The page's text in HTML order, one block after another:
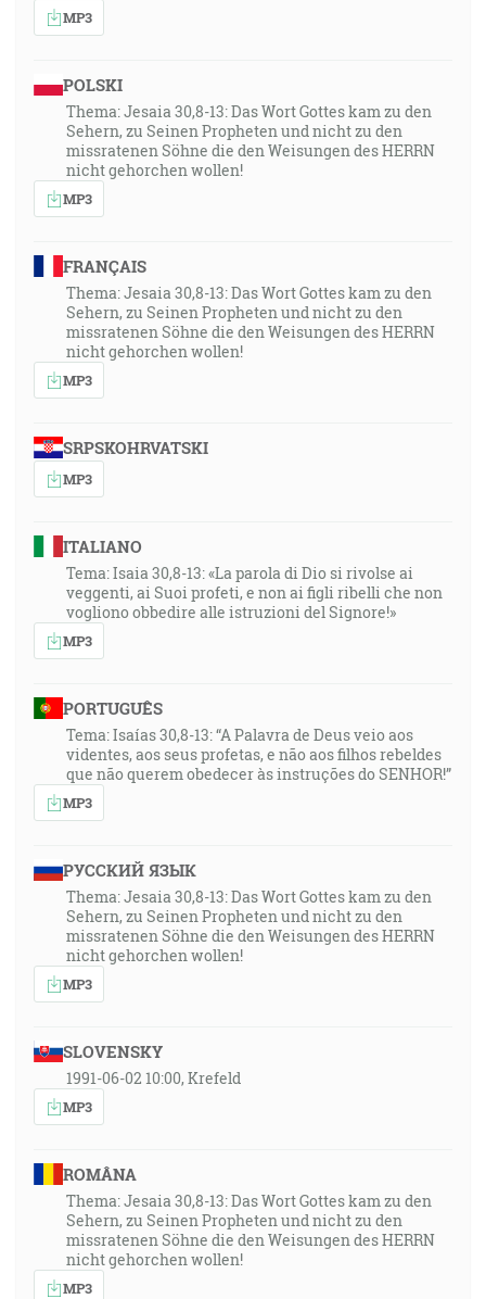
MP3
POLSKI
Thema: Jesaia 30,8-13: Das Wort Gottes kam zu den
Sehern, zu Seinen Propheten und nicht zu den
missratenen Söhne die den Weisungen des HERRN
nicht gehorchen wollen!
MP3
FRANÇAIS
Thema: Jesaia 30,8-13: Das Wort Gottes kam zu den
Sehern, zu Seinen Propheten und nicht zu den
missratenen Söhne die den Weisungen des HERRN
nicht gehorchen wollen!
MP3
SRPSKOHRVATSKI
MP3
ITALIANO
Tema: Isaia 30,8-13: «La parola di Dio si rivolse ai
veggenti, ai Suoi profeti, e non ai figli ribelli che non
vogliono obbedire alle istruzioni del Signore!»
MP3
PORTUGUÊS
Tema: Isaías 30,8-13: “A Palavra de Deus veio aos
videntes, aos seus profetas, e não aos filhos rebeldes
que não querem obedecer às instruções do SENHOR!”
MP3
РУССКИЙ ЯЗЫК
Thema: Jesaia 30,8-13: Das Wort Gottes kam zu den
Sehern, zu Seinen Propheten und nicht zu den
missratenen Söhne die den Weisungen des HERRN
nicht gehorchen wollen!
MP3
SLOVENSKY
1991-06-02 10:00, Krefeld
MP3
ROMÂNA
Thema: Jesaia 30,8-13: Das Wort Gottes kam zu den
Sehern, zu Seinen Propheten und nicht zu den
missratenen Söhne die den Weisungen des HERRN
nicht gehorchen wollen!
MP3